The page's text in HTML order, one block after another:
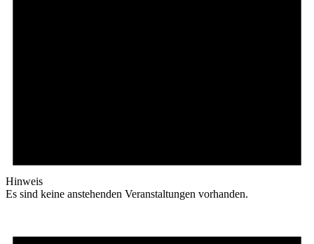
Hinweis
Es sind keine anstehenden Veranstaltungen vorhanden.